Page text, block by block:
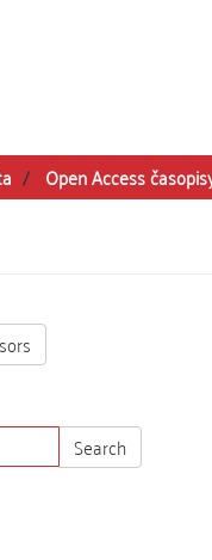
Open Access
Search